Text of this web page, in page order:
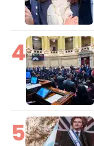
4
5